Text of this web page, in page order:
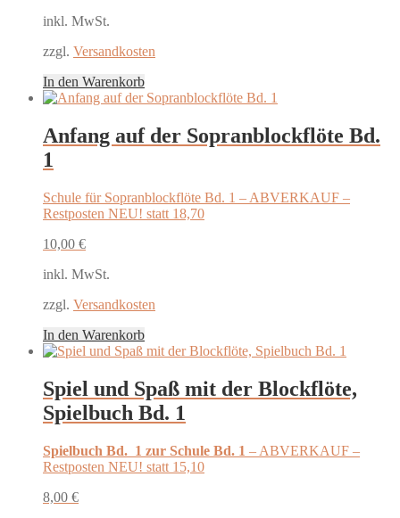
inkl. MwSt.
zzgl. Versandkosten
In den Warenkorb
Anfang auf der Sopranblockflöte Bd.
1
Schule für Sopranblockflöte Bd. 1 – ABVERKAUF –
Restposten NEU! statt 18,70
10,00 €
inkl. MwSt.
zzgl. Versandkosten
In den Warenkorb
Spiel und Spaß mit der Blockflöte,
Spielbuch Bd. 1
Spielbuch Bd. 1 zur Schule Bd. 1 – ABVERKAUF –
Restposten NEU! statt 15,10
8,00 €